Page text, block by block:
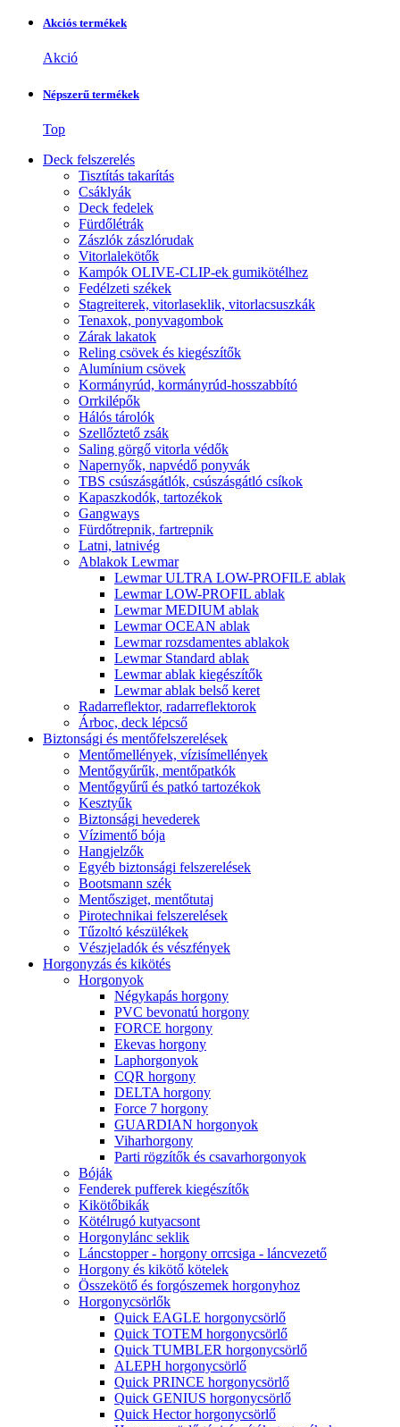
Akciós termékek
Akció
Népszerű termékek
Top
Deck felszerelés
Tisztítás takarítás
Csáklyák
Deck fedelek
Fürdőlétrák
Zászlók zászlórudak
Vitorlalekötők
Kampók OLIVE-CLIP-ek gumikötélhez
Fedélzeti székek
Stagreiterek, vitorlaseklik, vitorlacsuszkák
Tenaxok, ponyvagombok
Zárak lakatok
Reling csövek és kiegészítők
Alumínium csövek
Kormányrúd, kormányrúd-hosszabbító
Orrkilépők
Hálós tárolók
Szellőztető zsák
Saling görgő vitorla védők
Napernyők, napvédő ponyvák
TBS csúszásgátlók, csúszásgátló csíkok
Kapaszkodók, tartozékok
Gangways
Fürdőtrepnik, fartrepnik
Latni, latnivég
Ablakok Lewmar
Lewmar ULTRA LOW-PROFILE ablak
Lewmar LOW-PROFIL ablak
Lewmar MEDIUM ablak
Lewmar OCEAN ablak
Lewmar rozsdamentes ablakok
Lewmar Standard ablak
Lewmar ablak kiegészítők
Lewmar ablak belső keret
Radarreflektor, radarreflektorok
Árboc, deck lépcső
Biztonsági és mentőfelszerelések
Mentőmellények, vízisímellények
Mentőgyűrűk, mentőpatkók
Mentőgyűrű és patkó tartozékok
Kesztyűk
Biztonsági hevederek
Vízimentő bója
Hangjelzők
Egyéb biztonsági felszerelések
Bootsmann szék
Mentősziget, mentőtutaj
Pirotechnikai felszerelések
Tűzoltó készülékek
Vészjeladók és vészfények
Horgonyzás és kikötés
Horgonyok
Négykapás horgony
PVC bevonatú horgony
FORCE horgony
Ekevas horgony
Laphorgonyok
CQR horgony
DELTA horgony
Force 7 horgony
GUARDIAN horgonyok
Viharhorgony
Parti rögzítők és csavarhorgonyok
Bóják
Fenderek pufferek kiegészítők
Kikötőbikák
Kötélrugó kutyacsont
Horgonylánc seklik
Láncstopper - horgony orrcsiga - láncvezető
Horgony és kikötő kötelek
Összekötő és forgószemek horgonyhoz
Horgonycsörlők
Quick EAGLE horgonycsörlő
Quick TOTEM horgonycsörlő
Quick TUMBLER horgonycsörlő
ALEPH horgonycsörlő
Quick PRINCE horgonycsörlő
Quick GENIUS horgonycsörlő
Quick Hector horgonycsörlő